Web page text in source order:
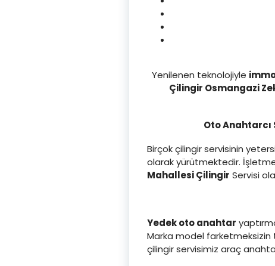
Yenilenen teknolojiyle
Çilingir Osmangazi
Oto Anahtarcı
Birçok çilingir servisinin
olarak yürütmektedir.
Mahallesi Çilingir Servisi
Yedek oto anahtar
Marka model
çilingir servisimiz araç